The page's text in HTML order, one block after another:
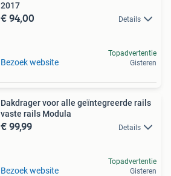
2017
€ 94,00 Details
Bezoek website
Topadvertentie
Gisteren
Dakdrager voor alle geïntegreerde rails
vaste rails Modula
€ 99,99 Details
Bezoek website
Topadvertentie
Gisteren